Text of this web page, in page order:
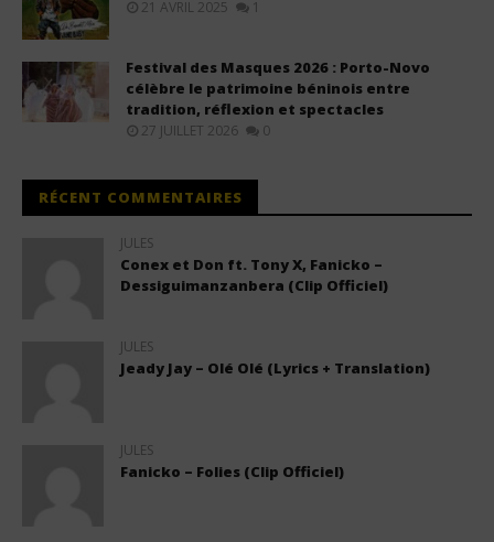
21 AVRIL 2025 1
Festival des Masques 2026 : Porto-Novo
célèbre le patrimoine béninois entre
tradition, réflexion et spectacles
27 JUILLET 2026 0
RÉCENT COMMENTAIRES
JULES
Conex et Don ft. Tony X, Fanicko –
Dessiguimanzanbera (Clip Officiel)
JULES
Jeady Jay – Olé Olé (Lyrics + Translation)
JULES
Fanicko – Folies (Clip Officiel)